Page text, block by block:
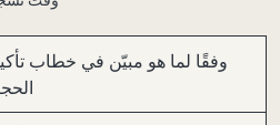
وفقًا لما هو مبيّن في خطاب